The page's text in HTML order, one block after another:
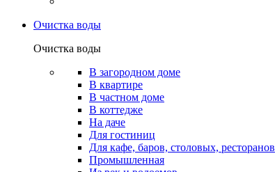
Очистка воды
Очистка воды
В загородном доме
В квартире
В частном доме
В коттедже
На даче
Для гостиниц
Для кафе, баров, столовых, ресторанов
Промышленная